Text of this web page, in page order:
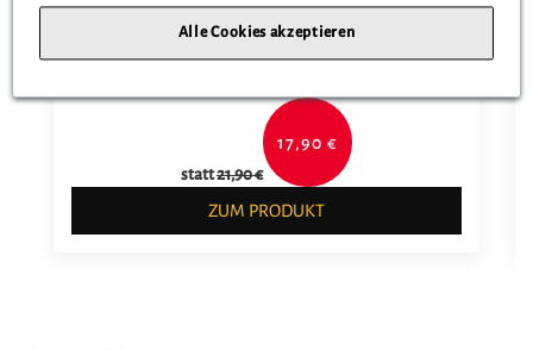
Mercedes-Benz Cap
statt21,90 €
17,90 €
ZUM PRODUKT
Alle Cookies akzeptieren